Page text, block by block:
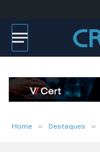
Home » Destaques »